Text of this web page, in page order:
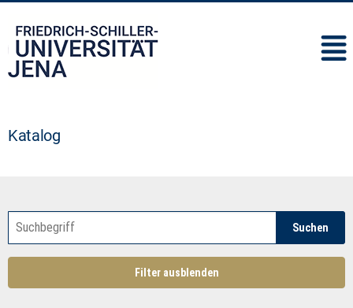
Katalog
Suchen
Filter ausblenden